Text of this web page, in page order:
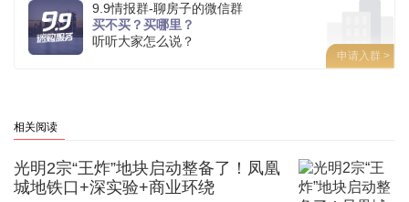
9.9情报群-聊房子的微信群
买不买？买哪里？
听听大家怎么说？
申请入群 >
相关阅读
光明2宗“王炸”地块启动整备了！凤凰
城地铁口+深实验+商业环绕